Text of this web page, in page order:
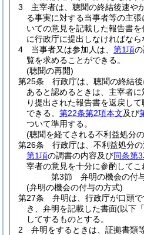
3
主宰者は、聴聞の終結後速や
る事実に対する当事者等の主
いての意見を記載した報告書を
に行政庁に提出しなければなら
4
当事者又は参加人は、 第1項
覧を求めることができる。
(聴聞の再開)
第25条
行政庁は、聴聞の終結
あると認めるときは、主宰者に
り提出された報告書を返戻し
できる。 第22条第2項本文及び
ついて準用する。
(聴聞を経てされる不利益処分
第26条
行政庁は、不利益処分の
第1項の調書の内容及び同条第
宰者の意見を十分に参酌して
第3節
弁明の機会の付
(弁明の機会の付与の方式)
第27条
弁明は、行政庁が口頭
き、弁明を記載した書面(以下
してするものとする。
2
弁明をするときは、証拠書類